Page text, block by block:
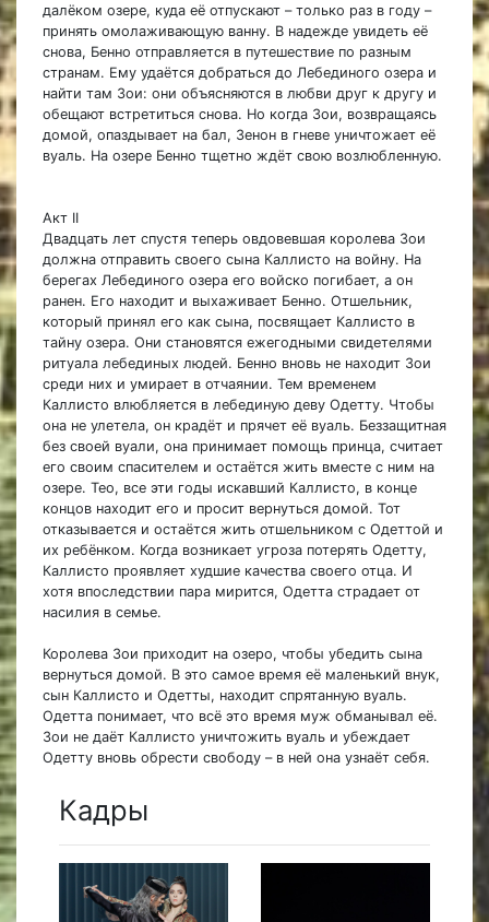
далёком озере, куда её отпускают – только раз в году –
принять омолаживающую ванну. В надежде увидеть её
снова, Бенно отправляется в путешествие по разным
странам. Ему удаётся добраться до Лебединого озера и
найти там Зои: они объясняются в любви друг к другу и
обещают встретиться снова. Но когда Зои, возвращаясь
домой, опаздывает на бал, Зенон в гневе уничтожает её
вуаль. На озере Бенно тщетно ждёт свою возлюбленную.
Акт II
Двадцать лет спустя теперь овдовевшая королева Зои
должна отправить своего сына Каллисто на войну. На
берегах Лебединого озера его войско погибает, а он
ранен. Его находит и выхаживает Бенно. Отшельник,
который принял его как сына, посвящает Каллисто в
тайну озера. Они становятся ежегодными свидетелями
ритуала лебединых людей. Бенно вновь не находит Зои
среди них и умирает в отчаянии. Тем временем
Каллисто влюбляется в лебединую деву Одетту. Чтобы
она не улетела, он крадёт и прячет её вуаль. Беззащитная
без своей вуали, она принимает помощь принца, считает
его своим спасителем и остаётся жить вместе с ним на
озере. Тео, все эти годы искавший Каллисто, в конце
концов находит его и просит вернуться домой. Тот
отказывается и остаётся жить отшельником с Одеттой и
их ребёнком. Когда возникает угроза потерять Одетту,
Каллисто проявляет худшие качества своего отца. И
хотя впоследствии пара мирится, Одетта страдает от
насилия в семье.
Королева Зои приходит на озеро, чтобы убедить сына
вернуться домой. В это самое время её маленький внук,
сын Каллисто и Одетты, находит спрятанную вуаль.
Одетта понимает, что всё это время муж обманывал её.
Зои не даёт Каллисто уничтожить вуаль и убеждает
Одетту вновь обрести свободу – в ней она узнаёт себя.
Кадры